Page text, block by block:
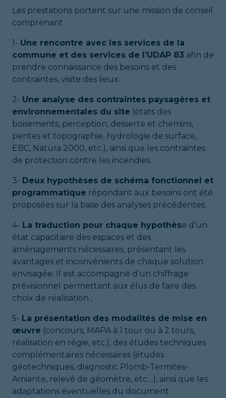
Les prestations portent sur une mission de conseil
comprenant :
1- Une rencontre avec les services de la
commune et des services de l’UDAP 83 afin de
prendre connaissance des besoins et des
contraintes, visite des lieux.
2- Une analyse des contraintes paysagères et
environnementales du site (états des
boisements, perception, desserte et chemins,
pentes et topographie, hydrologie de surface,
EBC, Natura 2000, etc.), ainsi que les contraintes
de protection contre les incendies.
3- Deux hypothèses de schéma fonctionnel et
programmatique répondant aux besoins ont été
proposées sur la base des analyses précédentes.
4- La traduction pour chaque hypothèse d’un
état capacitaire des espaces et des
aménagements nécessaires, présentant les
avantages et inconvénients de chaque solution
envisagée. Il est accompagné d’un chiffrage
prévisionnel permettant aux élus de faire des
choix de réalisation ;
5- La présentation des modalités de mise en
œuvre (concours, MAPA à 1 tour ou à 2 tours,
réalisation en régie, etc.), des études techniques
complémentaires nécessaires (études
géotechniques, diagnostic Plomb-Termites-
Amiante, relevé de géomètre, etc…), ainsi que les
adaptations éventuelles du document